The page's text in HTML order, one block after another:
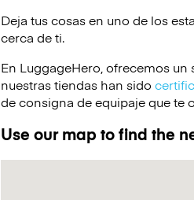
Deja tus cosas en uno de los
cerca de ti.
En LuggageHero, ofrecemos
nuestras tiendas han sido
de consigna de equipaje que te
Use our map to find the